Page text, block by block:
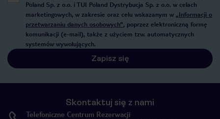
Poland Sp. z o.o. i TUI Poland Dystrybucja Sp. z o.o. w celach
marketingowych, w zakresie oraz celu wskazanym w „Informacji o
przetwarzaniu danych osobowych”, poprzez elektroniczną formę
komunikacji (e-mail), także z użyciem tzw. automatycznych
systemów wywołujących.
Zapisz się
Skontaktuj się z nami
Telefoniczne Centrum Rezerwacji